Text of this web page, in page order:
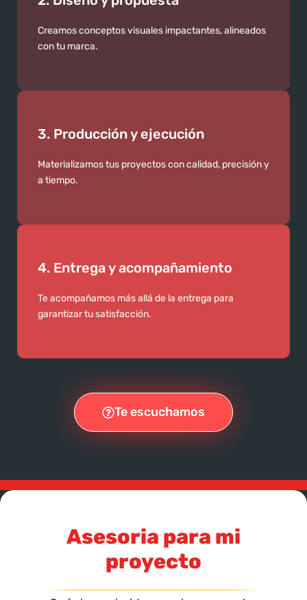
Creamos conceptos visuales impactantes, alineados
con tu marca.
3. Producción y ejecución
Materializamos tus proyectos con calidad, precisión y
a tiempo.
4. Entrega y acompañamiento
Te acompañamos más allá de la entrega para
garantizar tu satisfacción.
Te escuchamos
Asesoria para mi
proyecto